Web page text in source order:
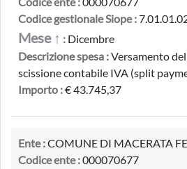
Codice gestionale Siope :
Mese ↑ : Dicembre
Descrizione spesa :Versamento
scissione contabile IVA (split
Importo :€ 43.745,37
Ente :COMUNE DI MACERATA
Codice ente :000070677